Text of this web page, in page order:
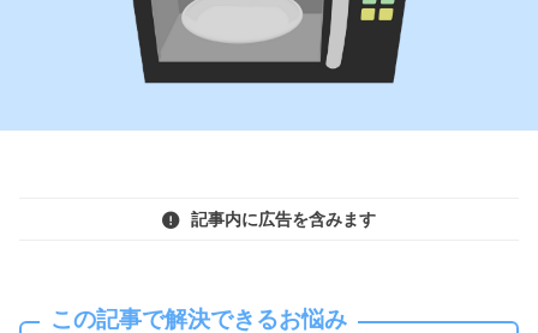
記事内に広告を含みます
この記事で解決できるお悩み